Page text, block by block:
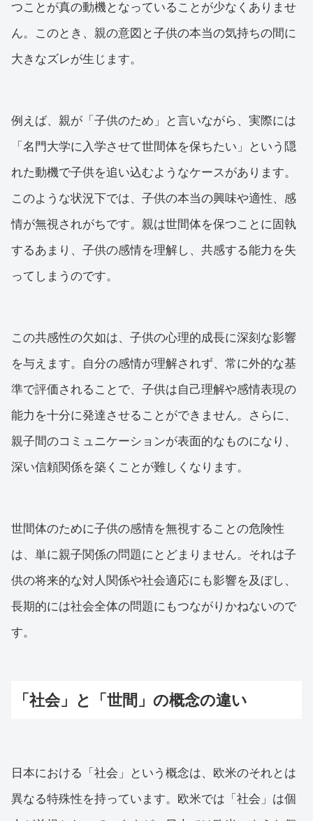
つことが真の動機となっていることが少なくありませ
ん。このとき、親の意図と子供の本当の気持ちの間に
大きなズレが生じます。
例えば、親が「子供のため」と言いながら、実際には
「名門大学に入学させて世間体を保ちたい」という隠
れた動機で子供を追い込むようなケースがあります。
このような状況下では、子供の本当の興味や適性、感
情が無視されがちです。親は世間体を保つことに固執
するあまり、子供の感情を理解し、共感する能力を失
ってしまうのです。
この共感性の欠如は、子供の心理的成長に深刻な影響
を与えます。自分の感情が理解されず、常に外的な基
準で評価されることで、子供は自己理解や感情表現の
能力を十分に発達させることができません。さらに、
親子間のコミュニケーションが表面的なものになり、
深い信頼関係を築くことが難しくなります。
世間体のために子供の感情を無視することの危険性
は、単に親子関係の問題にとどまりません。それは子
供の将来的な対人関係や社会適応にも影響を及ぼし、
長期的には社会全体の問題にもつながりかねないので
す。
「社会」と「世間」の概念の違い
日本における「社会」という概念は、欧米のそれとは
異なる特殊性を持っています。欧米では「社会」は個